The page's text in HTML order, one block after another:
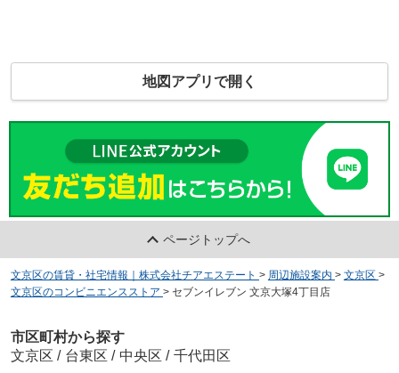
地図アプリで開く
ページトップへ
文京区の賃貸・社宅情報｜株式会社チアエステート > 周辺施設案内 > 文京区 >
文京区のコンビニエンスストア > セブンイレブン 文京大塚4丁目店
市区町村から探す
文京区 / 台東区 / 中央区 / 千代田区